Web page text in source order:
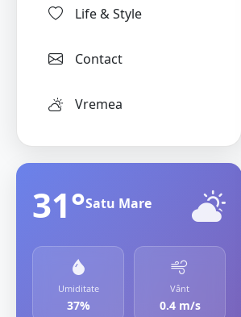
Life & Style
Contact
Vremea
31°Satu Mare
Umiditate
37%
Vânt
0.4 m/s